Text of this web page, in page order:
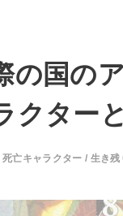
の国の
クター
死亡キャラクター / 生き残